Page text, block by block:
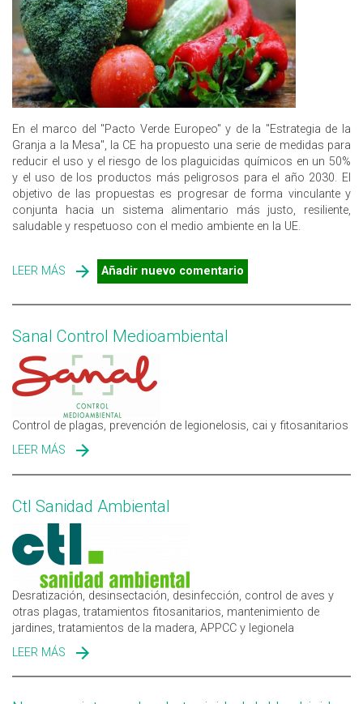
En el marco del "Pacto Verde Europeo" y de la "Estrategia de la
Granja a la Mesa", la CE ha propuesto una serie de medidas para
reducir el uso y el riesgo de los plaguicidas químicos en un 50%
y el uso de los productos más peligrosos para el año 2030. El
objetivo de las propuestas es progresar de forma vinculante y
conjunta hacia un sistema alimentario más justo, resiliente,
saludable y respetuoso con el medio ambiente en la UE.
LEER MÁS SOBRE LA CE PROPONE NUEVAS NORMAS PARA
REDUCIR EL USO DE PLAGUICIDAS QUÍMICOS EN UN 50%
PARA EL 2030
Añadir nuevo comentario
Sanal Control Medioambiental
Control de plagas, prevención de legionelosis, cai y fitosanitarios
LEER MÁS SOBRE SANAL CONTROL MEDIOAMBIENTAL
Ctl Sanidad Ambiental
Desratización, desinsectación, desinfección, control de aves y
otras plagas, tratamientos fitosanitarios, mantenimiento de
jardines, tratamientos de la madera, APPCC y legionela
LEER MÁS SOBRE CTL SANIDAD AMBIENTAL